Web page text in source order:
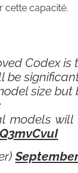
cette capacité.
Codex is
be
size but
models